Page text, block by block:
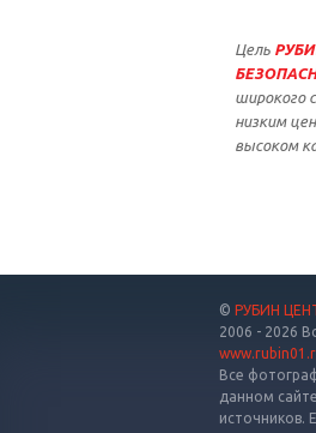
Цель
широкого
низким
высоком
© РУБИН
2006 - 2026
Все
данном
источников.